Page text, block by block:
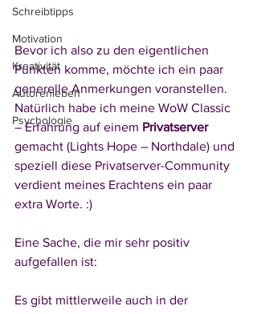
Schreibtipps
Motivation
Kreativität
Autorenleben
Psychologie
Bevor ich also zu den eigentlichen
Punkten komme, möchte ich ein paar
generelle Anmerkungen voranstellen.
Natürlich habe ich meine WoW Classic
– Erfahrung auf einem Privatserver
gemacht (Lights Hope – Northdale) und
speziell diese Privatserver-Community
verdient meines Erachtens ein paar
extra Worte. :)
Eine Sache, die mir sehr positiv
aufgefallen ist:
Es gibt mittlerweile auch in der